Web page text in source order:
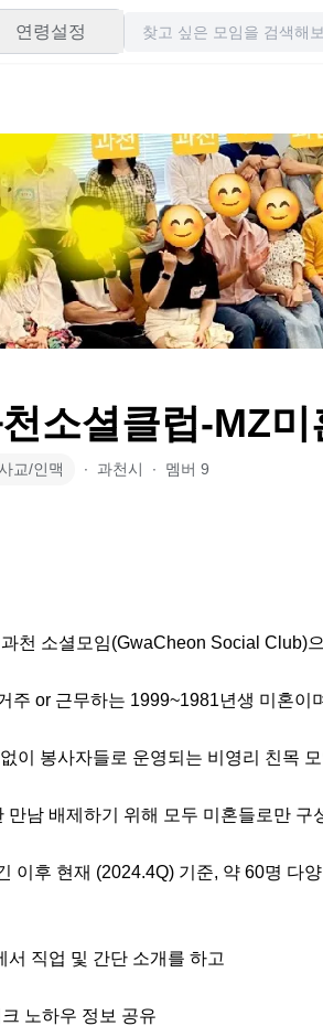
연령설정
소셜클럽-MZ
교/인맥 ∙ 과천시 ∙ 멤버 9
천 소셜모임(GwaCheon Social Club)
주 or 근무하는 1999~1981년생 미혼이
이 봉사자들로 운영되는 비영리 친목
만남 배제하기 위해 모두 미혼들로만
이후 현재 (2024.4Q) 기준, 약 60명 다
서 직업 및 간단 소개를 하고
노하우 정보 공유